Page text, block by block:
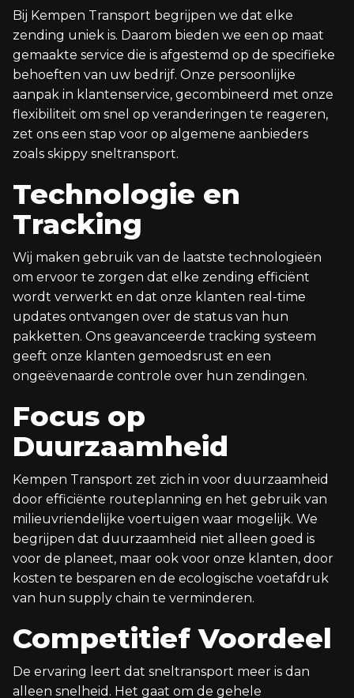
Bij Kempen Transport begrijpen we dat elke
zending uniek is. Daarom bieden we een op maat
gemaakte service die is afgestemd op de specifieke
behoeften van uw bedrijf. Onze persoonlijke
aanpak in klantenservice, gecombineerd met onze
flexibiliteit om snel op veranderingen te reageren,
zet ons een stap voor op algemene aanbieders
zoals skippy sneltransport.
Technologie en
Tracking
Wij maken gebruik van de laatste technologieën
om ervoor te zorgen dat elke zending efficiënt
wordt verwerkt en dat onze klanten real-time
updates ontvangen over de status van hun
pakketten. Ons geavanceerde tracking systeem
geeft onze klanten gemoedsrust en een
ongeëvenaarde controle over hun zendingen.
Focus op
Duurzaamheid
Kempen Transport zet zich in voor duurzaamheid
door efficiënte routeplanning en het gebruik van
milieuvriendelijke voertuigen waar mogelijk. We
begrijpen dat duurzaamheid niet alleen goed is
voor de planeet, maar ook voor onze klanten, door
kosten te besparen en de ecologische voetafdruk
van hun supply chain te verminderen.
Competitief Voordeel
De ervaring leert dat sneltransport meer is dan
alleen snelheid. Het gaat om de gehele